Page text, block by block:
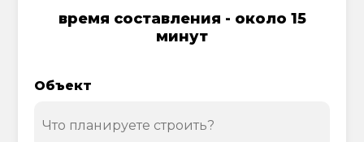
время составления - около 15
минут
Объект